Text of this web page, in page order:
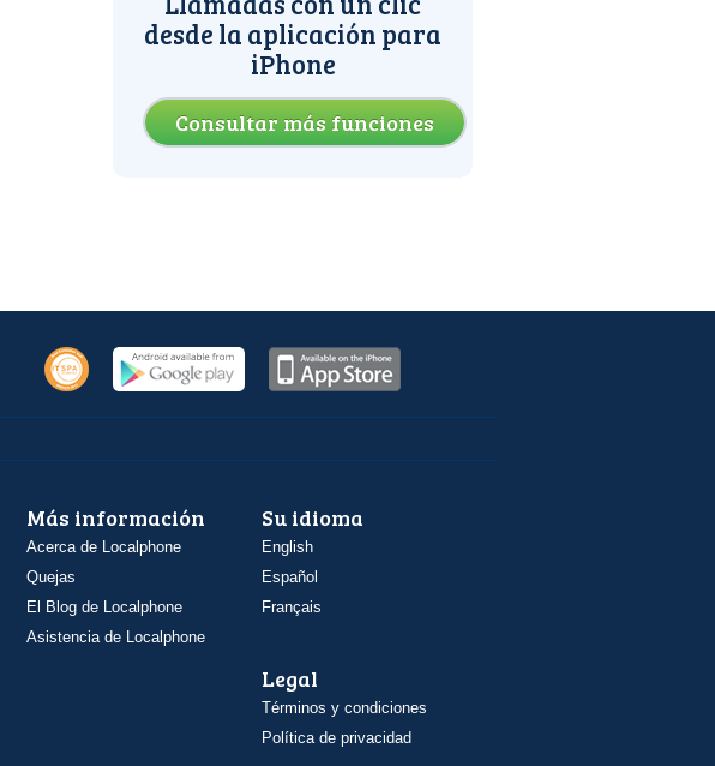
desde la aplicación para
iPhone
Consultar más funciones
Más información
Acerca de Localphone
Quejas
El Blog de Localphone
Asistencia de Localphone
Su idioma
English
Español
Français
Legal
Términos y condiciones
Política de privacidad